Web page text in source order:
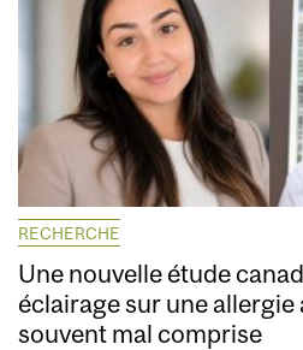
RECHERCHE
Une nouvelle étude
éclairage sur une
souvent mal comprise